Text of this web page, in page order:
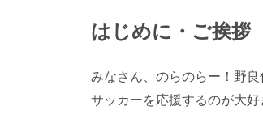
はじめに・ご挨拶
みなさん、のらのらー！野良
サッカーを応援するのが大好